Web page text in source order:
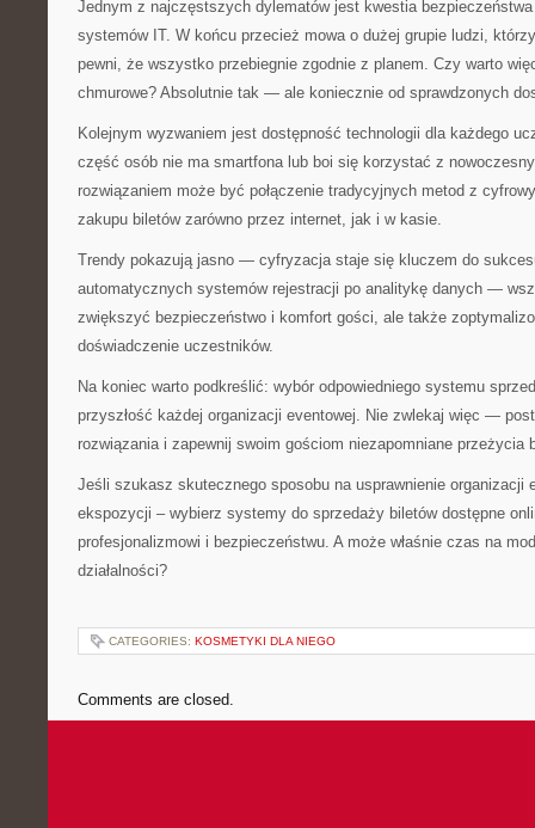
Jednym z najczęstszych dylematów jest kwestia
systemów IT. W końcu przecież mowa o dużej grupie ludzi,
pewni, że wszystko przebiegnie zgodnie z planem. Czy warto
chmurowe? Absolutnie tak — ale koniecznie od sprawdzonych
Kolejnym wyzwaniem jest dostępność technologii dla każdego
część osób nie ma smartfona lub boi się korzystać z
rozwiązaniem może być połączenie tradycyjnych metod z
zakupu biletów zarówno przez internet, jak i w kasie.
Trendy pokazują jasno — cyfryzacja staje się kluczem do
automatycznych systemów rejestracji po analitykę danych —
zwiększyć bezpieczeństwo i komfort gości, ale także
doświadczenie uczestników.
Na koniec warto podkreślić: wybór odpowiedniego systemu
przyszłość każdej organizacji eventowej. Nie zwlekaj więc —
rozwiązania i zapewnij swoim gościom niezapomniane przeżycia
Jeśli szukasz skutecznego sposobu na usprawnienie organizacji
ekspozycji – wybierz systemy do sprzedaży biletów dostępne
profesjonalizmowi i bezpieczeństwu. A może właśnie czas na
działalności?
CATEGORIES: KOSMETYKI DLA NIEGO
Comments are closed.